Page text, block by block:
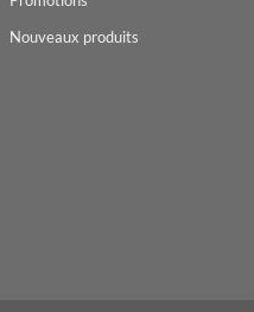
Nouveaux produits